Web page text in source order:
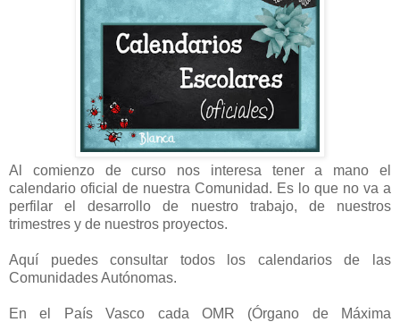
Al comienzo de curso nos interesa tener a mano el
calendario oficial de nuestra Comunidad. Es lo que no va a
perfilar el desarrollo de nuestro trabajo, de nuestros
trimestres y de nuestros proyectos.
Aquí puedes consultar todos los calendarios de las
Comunidades Autónomas.
En el País Vasco cada OMR (Órgano de Máxima